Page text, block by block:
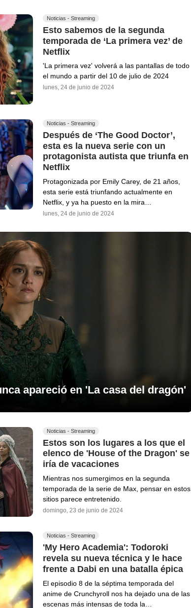
Noticias - Streaming
Esto sabemos de la segunda
temporada de ‘La primera vez’ de
Netflix
'La primera vez' volverá a las pantallas de todo
el mundo a partir del 10 de julio de 2024
lunes, 24 de junio de 2024
Noticias - Streaming
Después de ‘The Good Doctor’,
esta es la nueva serie con un
protagonista autista que triunfa en
Netflix
Protagonizada por Emily Carey, de 21 años,
esta serie está triunfando actualmente en
Netflix, y ya ha puesto en la mira…
lunes, 24 de junio de 2024
apareció en 'La casa del dragón'
Noticias - Streaming
Estos son los lugares a los que el
elenco de 'House of the Dragon' se
iría de vacaciones
Mientras nos sumergimos en la segunda
temporada de la serie de Max, pensar en estos
sitios parece entretenido.
domingo, 23 de junio de 2024
Noticias - Streaming
'My Hero Academia': Todoroki
revela su nueva técnica y le hace
frente a Dabi en una batalla épica
El episodio 8 de la séptima temporada del
anime de Crunchyroll nos ha dejado una de las
escenas más intensas de toda la…